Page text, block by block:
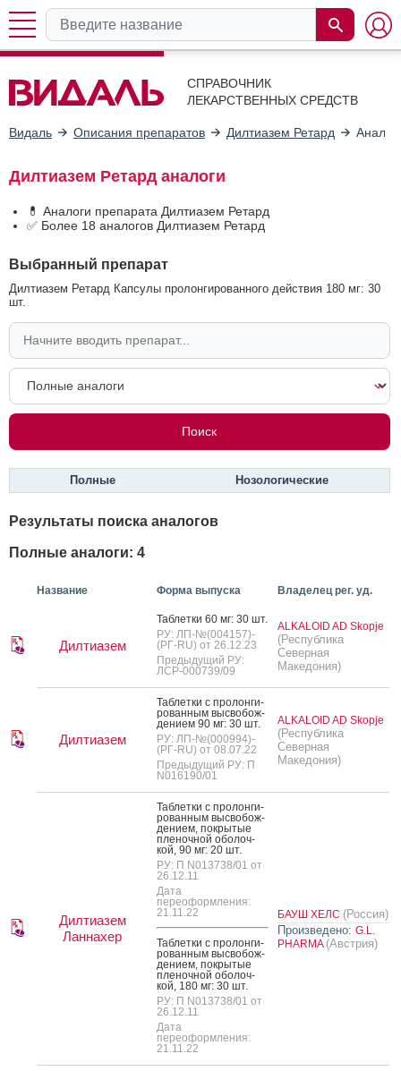
СПРАВОЧНИК
ЛЕКАРСТВЕННЫХ СРЕДСТВ
Видаль Описания препаратов Дилтиазем Ретард
Дилтиазем Ретард аналоги
💊 Аналоги препарата Дилтиазем Ретард
✅ Более 18 аналогов Дилтиазем Ретард
Выбранный препарат
Дилтиазем Ретард Капсулы пролонгированного действия 180 мг: 30
шт.
Полные Нозологические
Результаты поиска аналогов
Полные аналоги: 4
Название Форма выпуска Владелец рег. уд.
Дилтиазем
Таб­летки 60 мг: 30 шт.
РУ: ЛП-№(004157)-
(РГ-RU) от 26.12.23
Предыдущий РУ:
ЛСР-000739/09
ALKALOID AD Skopje
(Республика
Северная
Македония)
Дилтиазем
Таб­летки с про­лон­ги­
рован­ным выс­во­бож­
де­ни­ем 90 мг: 30 шт.
РУ: ЛП-№(000994)-
(РГ-RU) от 08.07.22
Предыдущий РУ: П
N016190/01
ALKALOID AD Skopje
(Республика
Северная
Македония)
Дилтиазем
Ланнахер
Таб­летки с про­лон­ги­
рован­ным выс­во­бож­
де­ни­ем, пок­ры­тые
пле­ноч­ной обо­лоч­
кой, 90 мг: 20 шт.
РУ: П N013738/01 от
26.12.11
Дата
переоформления:
21.11.22
Таб­летки с про­лон­ги­
рован­ным выс­во­бож­
де­ни­ем, пок­ры­тые
пле­ноч­ной обо­лоч­
кой, 180 мг: 30 шт.
РУ: П N013738/01 от
26.12.11
Дата
переоформления:
21.11.22
БАУШ ХЕЛС (Россия)
Произведено: G.L.
PHARMA (Австрия)